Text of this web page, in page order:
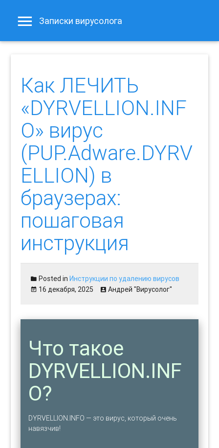
Записки вирусолога
Как ЛЕЧИТЬ
«DYRVELLION.INF
O» вирус
(PUP.Adware.DYRV
ELLION) в
браузерах:
пошаговая
инструкция
Posted inИнструкции по удалению вирусов
16 декабря, 2025
Андрей "Вирусолог"
Что такое
DYRVELLION.INF
O?
DYRVELLION.INFO — это вирус, который очень
навязчив!